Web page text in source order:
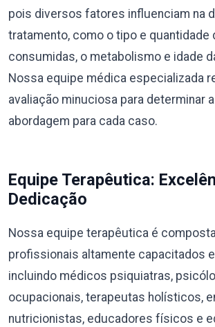
pois diversos fatores influenciam na
tratamento, como o tipo e quantidade
consumidas, o metabolismo e idade
Nossa equipe médica especializada
avaliação minuciosa para determinar
abordagem para cada caso.
Equipe Terapêutica:
Dedicação
Nossa equipe terapêutica é
profissionais altamente capacitados
incluindo médicos psiquiatras,
ocupacionais, terapeutas holísticos,
nutricionistas, educadores físicos e